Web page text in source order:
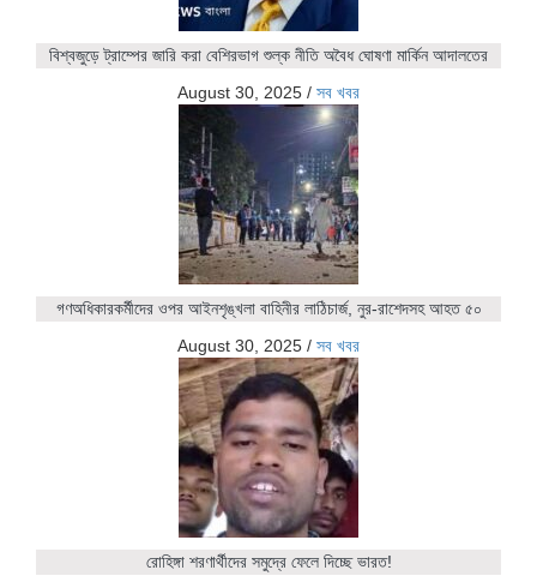
বিশ্বজুড়ে ট্রাম্পের জারি করা বেশিরভাগ শুল্ক নীতি অবৈধ ঘোষণা মার্কিন আদালতের
August 30, 2025 / সব খবর
গণঅধিকারকর্মীদের ওপর আইনশৃঙ্খলা বাহিনীর লাঠিচার্জ, নুর-রাশেদসহ আহত ৫০
August 30, 2025 / সব খবর
রোহিঙ্গা শরণার্থীদের সমুদ্রে ফেলে দিচ্ছে ভারত!